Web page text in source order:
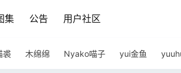
集 公告 用户社区
裘 木绵绵 Nyako喵子 yui金鱼